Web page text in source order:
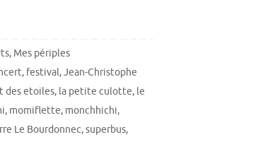
, Mes périples
, festival,Jean-Christophe
des etoiles, la petite culotte, le
, momiflette, monchhichi,
Le Bourdonnec,superbus,